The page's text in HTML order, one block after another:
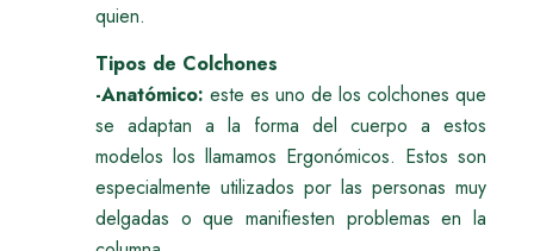
quien.
Tipos de Colchones
-Anatómico: este es uno de los colchones que
se adaptan a la forma del cuerpo a estos
modelos los llamamos Ergonómicos. Estos son
especialmente utilizados por las personas muy
delgadas o que manifiesten problemas en la